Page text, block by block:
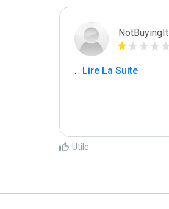
NotBuyingIt
... Lire La Suite
Utile